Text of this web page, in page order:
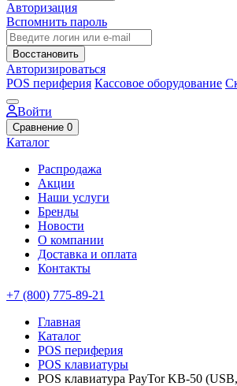
Авторизация
Вспомнить пароль
Восстановить
Авторизироваться
POS периферия Кассовое оборудование
Войти
Сравнение 0
Каталог
Распродажа
Акции
Наши услуги
Бренды
Новости
О компании
Доставка и оплата
Контакты
+7 (800) 775-89-21
Главная
Каталог
POS периферия
POS клавиатуры
POS клавиатура PayTor KB-50